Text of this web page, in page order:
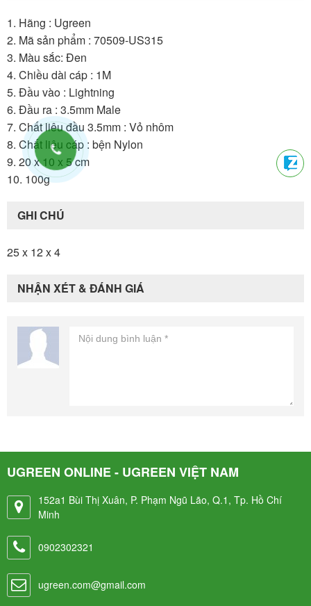
1. Hãng : Ugreen
2. Mã sản phẩm : 70509-US315
3. Màu sắc: Đen
4. Chiều dài cáp : 1M
5. Đầu vào : Lightning
6. Đầu ra : 3.5mm Male
7. Chất liêu đầu 3.5mm : Vỏ nhôm
8. Chất liệu cáp : bện Nylon
9. 20 x 10 x 5 cm
10. 100g
GHI CHÚ
25 x 12 x 4
NHẬN XÉT & ĐÁNH GIÁ
UGREEN ONLINE - UGREEN VIỆT NAM
152a1 Bùi Thị Xuân, P. Phạm Ngũ Lão, Q.1, Tp. Hồ Chí
Minh
0902302321
ugreen.com@gmail.com